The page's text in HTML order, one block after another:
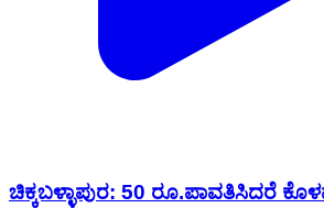
ಚಿಕ್ಕಬಳ್ಳಾಪುರ: 50 ರೂ.ಪಾವತಿಸಿದರೆ